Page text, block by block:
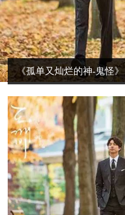
《孤单又灿烂的神-鬼怪》